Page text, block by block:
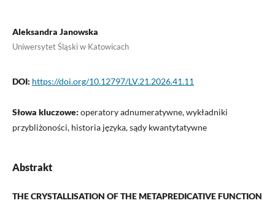
Aleksandra Janowska
Uniwersytet Śląski w Katowicach
DOI: https://doi.org/10.12797/LV.21.2026.41.11
Słowa kluczowe: operatory adnumeratywne, wykładniki
przybliżoności, historia języka, sądy kwantytatywne
Abstrakt
THE CRYSTALLISATION OF THE METAPREDICATIVE FUNCTION